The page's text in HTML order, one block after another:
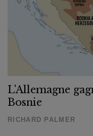
L'Allemagne
Bosnie
RICHARD PALMER